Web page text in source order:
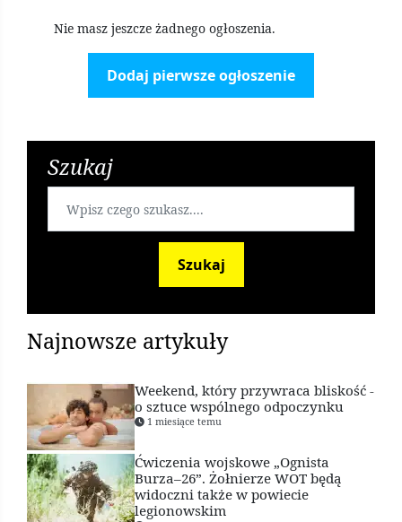
Nie masz jeszcze żadnego ogłoszenia.
Dodaj pierwsze ogłoszenie
Szukaj
Szukaj
Najnowsze artykuły
Weekend, który przywraca bliskość -
o sztuce wspólnego odpoczynku
1 miesiące temu
Ćwiczenia wojskowe „Ognista
Burza–26”. Żołnierze WOT będą
widoczni także w powiecie
legionowskim